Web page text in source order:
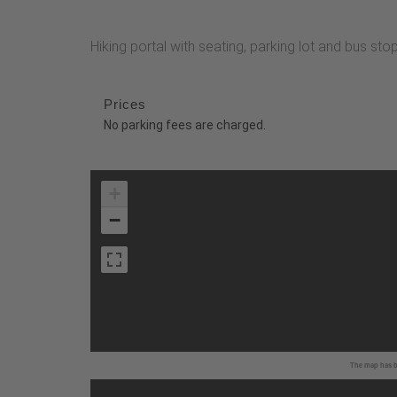
Hiking portal with seating, parking lot and bus
Prices
No parking fees are charged.
The map has
−